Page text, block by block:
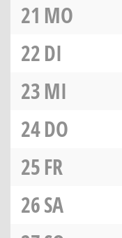
21 MO
22DI
23MI
24DO
25FR
26SA